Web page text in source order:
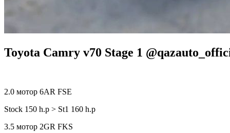
Toyota Camry v70 Stage 1
2.0 мотор 6AR FSE
Stock 150 h.p > St1 160 h.p
3.5 мотор 2GR FKS